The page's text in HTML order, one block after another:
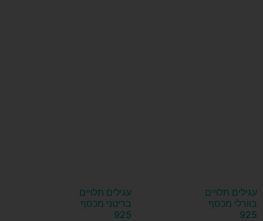
עגילים תלויים
בוורלי מכסף
925
עגילים תלויים
בריטני מכסף
925